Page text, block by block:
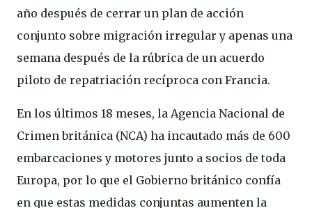
año después de cerrar un plan de acción
conjunto sobre migración irregular y apenas una
semana después de la rúbrica de un acuerdo
piloto de repatriación recíproca con Francia.
En los últimos 18 meses, la Agencia Nacional de
Crimen británica (NCA) ha incautado más de 600
embarcaciones y motores junto a socios de toda
Europa, por lo que el Gobierno británico confía
en que estas medidas conjuntas aumenten la